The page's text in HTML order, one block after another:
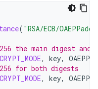
( "RSA/ECB/
the main digest and
, key,
for both digests
, key,